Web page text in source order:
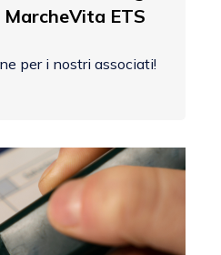
ETS
per i nostri associati!